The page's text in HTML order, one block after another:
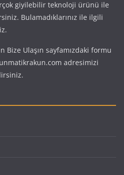
giyilebilir teknoloji ürünü ile
Bulamadıklarınız ile ilgili
Bize Ulaşın sayfamızdaki formu
adresimizi